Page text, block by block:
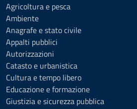
Agricoltura e pesca
Ambiente
Anagrafe e stato civile
Appalti pubblici
Autorizzazioni
Catasto e urbanistica
Cultura e tempo libero
Educazione e formazione
Giustizia e sicurezza pubblica